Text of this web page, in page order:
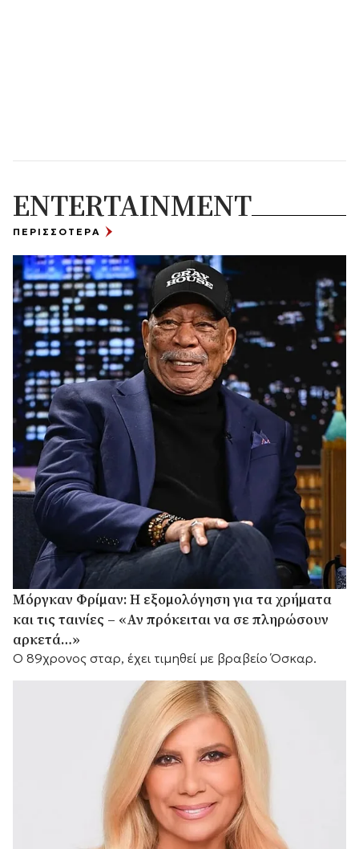
ENTERTAINMENT
ΠΕΡΙΣΣΟΤΕΡΑ
Μόργκαν Φρίμαν: Η εξομολόγηση για τα χρήματα
και τις ταινίες – «Αν πρόκειται να σε πληρώσουν
αρκετά…»
Ο 89χρονος σταρ, έχει τιμηθεί με βραβείο Όσκαρ.